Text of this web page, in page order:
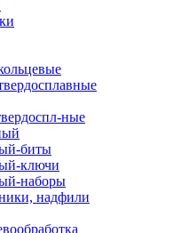
ные
биты
ключи
наборы
надфили